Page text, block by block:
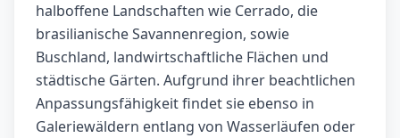
halboffene Landschaften wie Cerrado, die
brasilianische Savannenregion, sowie
Buschland, landwirtschaftliche Flächen und
städtische Gärten. Aufgrund ihrer beachtlichen
Anpassungsfähigkeit findet sie ebenso in
Galeriewäldern entlang von Wasserläufen oder